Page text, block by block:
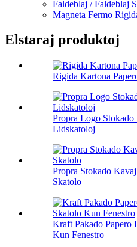
Faldeblaj / Faldeblaj
Magneta Fermo
Elstaraj produktoj
Rigida Kartona
Propra Logo Stokado
Lidskatoloj
Propra Stokado
Skatolo
Kraft Pakado Papero
Kun Fenestro